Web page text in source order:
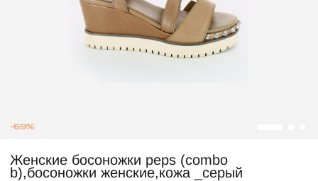
-69%
Женские босоножки peps (combo
b),босоножки женские,кожа _серый